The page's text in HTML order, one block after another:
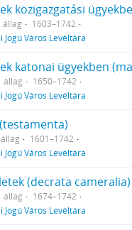
állag
1603–1742
Jogú Város Levéltára
állag
1650–1742
Jogú Város Levéltára
állag
1601–1742
Jogú Város Levéltára
(decrata cameralia)
állag
1674–1742
Jogú Város Levéltára